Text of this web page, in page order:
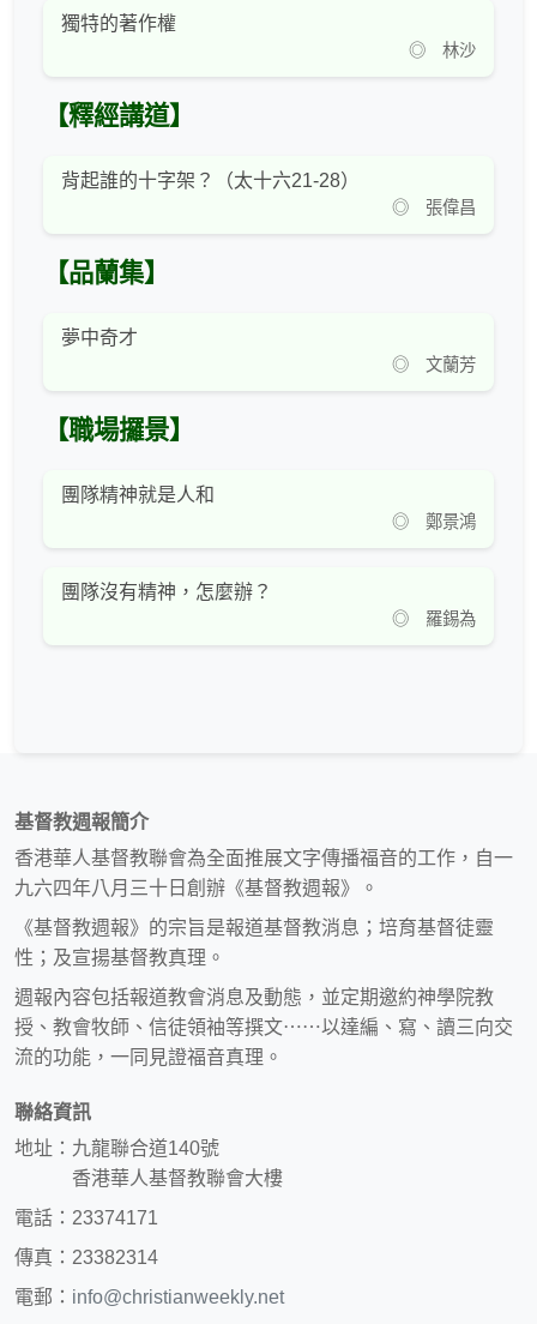
獨特的著作權
◎ 林沙
【釋經講道】
背起誰的十字架？（太十六21-28）
◎ 張偉昌
【品蘭集】
夢中奇才
◎ 文蘭芳
【職場攞景】
團隊精神就是人和
◎ 鄭景鴻
團隊沒有精神，怎麼辦？
◎ 羅錫為
基督教週報簡介
香港華人基督教聯會為全面推展文字傳播福音的工作，自一
九六四年八月三十日創辦《基督教週報》。
《基督教週報》的宗旨是報道基督教消息；培育基督徒靈
性；及宣揚基督教真理。
週報內容包括報道教會消息及動態，並定期邀約神學院教
授、教會牧師、信徒領袖等撰文⋯⋯以達編、寫、讀三向交
流的功能，一同見證福音真理。
聯絡資訊
地址：九龍聯合道140號
香港華人基督教聯會大樓
電話：23374171
傳真：23382314
電郵： info@christianweekly.net